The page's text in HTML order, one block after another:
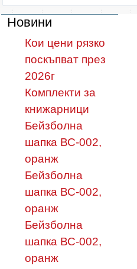
Новини
Кои цени рязко
поскъпват през
2026г
Комплекти за
книжарници
Бейзболна
шапка ВС-002,
оранж
Бейзболна
шапка ВС-002,
оранж
Бейзболна
шапка ВС-002,
оранж